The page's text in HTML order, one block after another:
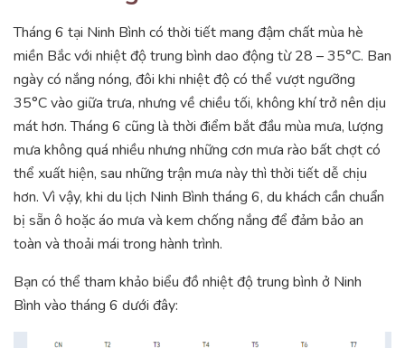
Tháng 6 tại Ninh Bình có thời tiết mang đậm chất mùa hè
miền Bắc với nhiệt độ trung bình dao động từ 28 – 35°C. Ban
ngày có nắng nóng, đôi khi nhiệt độ có thể vượt ngưỡng
35°C vào giữa trưa, nhưng về chiều tối, không khí trở nên dịu
mát hơn. Tháng 6 cũng là thời điểm bắt đầu mùa mưa, lượng
mưa không quá nhiều nhưng những cơn mưa rào bất chợt có
thể xuất hiện, sau những trận mưa này thì thời tiết dễ chịu
hơn. Vì vậy, khi du lịch Ninh Bình tháng 6, du khách cần chuẩn
bị sẵn ô hoặc áo mưa và kem chống nắng để đảm bảo an
toàn và thoải mái trong hành trình.
Bạn có thể tham khảo biểu đồ nhiệt độ trung bình ở Ninh
Bình vào tháng 6 dưới đây: